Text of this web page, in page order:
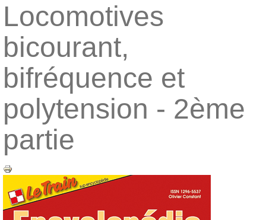
Locomotives
bicourant,
bifréquence et
polytension - 2ème
partie